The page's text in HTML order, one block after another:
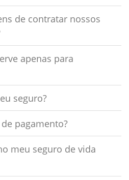
de contratar nossos
apenas para
seguro?
pagamento?
meu seguro de vida